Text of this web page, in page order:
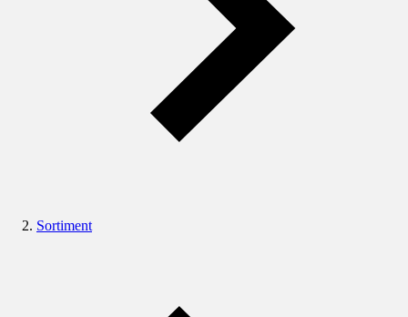
Sortiment